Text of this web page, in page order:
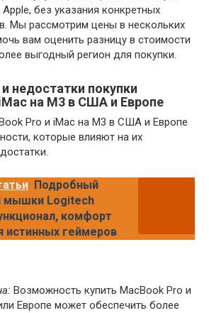
без указания конкретных
Мы рассмотрим цены в нескольких
вам оценить разницу в стоимости
выгодный регион для покупки.
недостатки покупки
на M3 в США и Европе
Pro и iMac на M3 в США и Европе
которые влияют на их
Подробный
мышки Logitech
комфорт
истинных геймеров
Возможность купить MacBook Pro и
Европе может обеспечить более